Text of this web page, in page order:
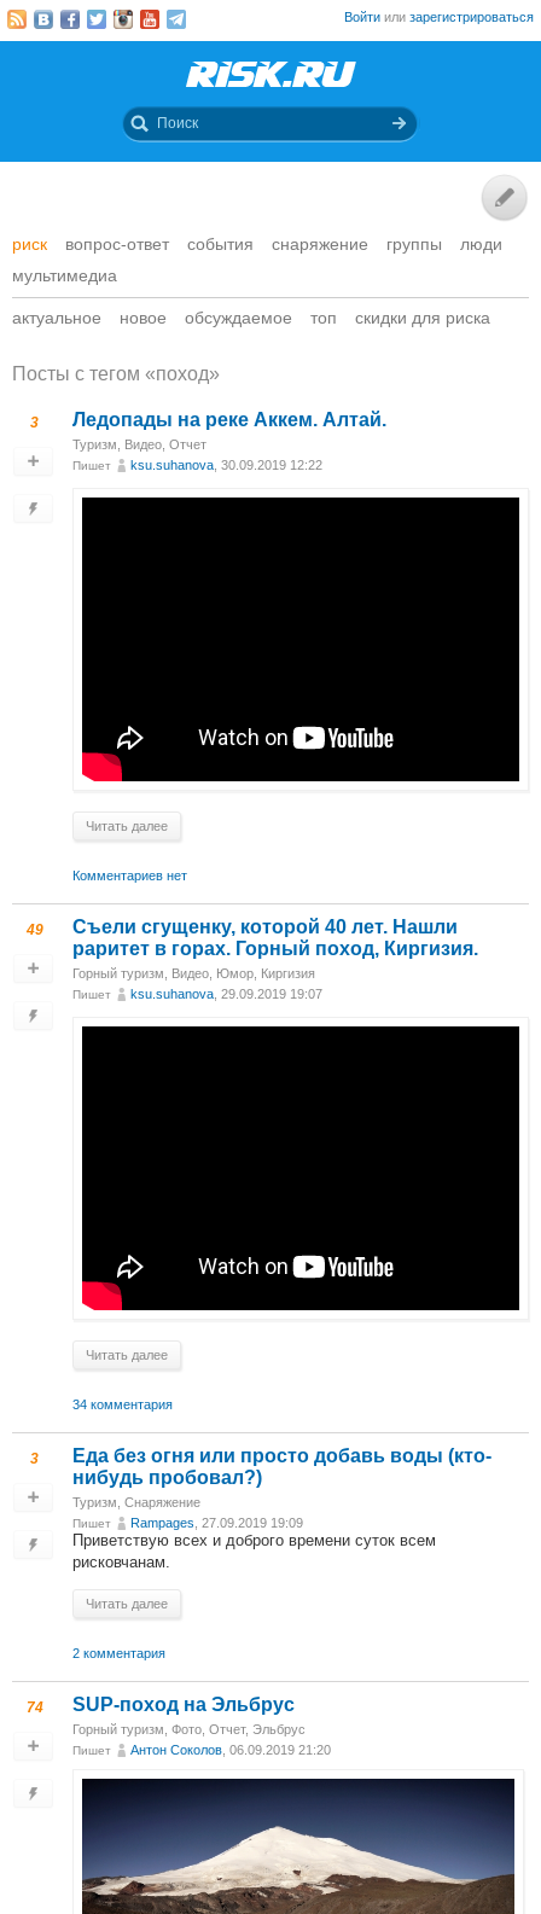
Войти или зарегистрироваться
риск вопрос-ответ события снаряжение группы
люди
мультимедиа
актуальное новое обсуждаемое топ скидки для риска
Посты c тегом «поход»
3 Ледопады на реке Аккем. Алтай.
Туризм Видео Отчет
Пишет ksu.suhanova , 30.09.2019 12:22
Читать далее
Комментариев нет
49
Съели сгущенку, которой 40 лет. Нашли
раритет в горах. Горный поход, Киргизия.
Горный туризм Видео Юмор Киргизия
Пишет ksu.suhanova , 29.09.2019 19:07
Читать далее
34 комментария
3
Еда без огня или просто добавь воды (кто-
нибудь пробовал?)
Туризм Снаряжение
Пишет Rampages , 27.09.2019 19:09
Приветствую всех и доброго времени суток всем
рисковчанам.
Читать далее
2 комментария
74 SUP-поход на Эльбрус
Горный туризм Фото Отчет, Эльбрус
Пишет Антон Соколов , 06.09.2019 21:20